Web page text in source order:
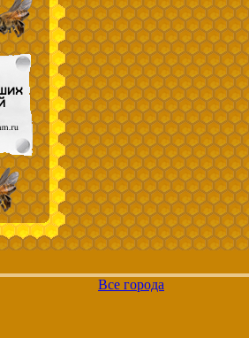
Все города